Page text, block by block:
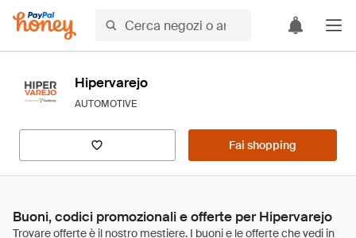
Hipervarejo
AUTOMOTIVE
Fai shopping
Buoni, codici promozionali e offerte per Hipervarejo